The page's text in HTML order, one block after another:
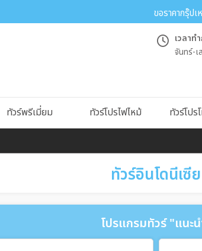
ขอราคากรุ๊ปเ
เวลาท
จันทร์-เ
ทัวร์พรีเมี่ยม ทัวร์โปรไฟไหม้ ทัวร์โปร
ทัวร์อินโดนีเซีย
โปรแกรมทัวร์ "แนะ